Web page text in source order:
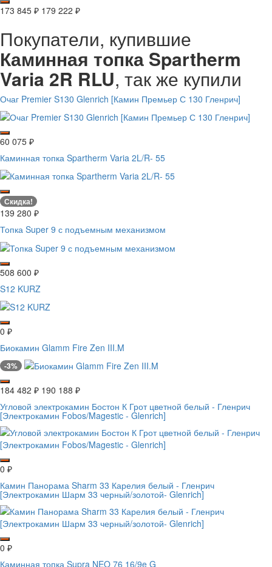
173 845 ₽ 179 222 ₽
Покупатели, купившие
Каминная топка Spartherm
Varia 2R RLU, так же купили
Очаг Premier S130 Glenrich [Камин Премьер С 130 Гленрич]
60 075 ₽
Каминная топка Spartherm Varia 2L/R- 55
Скидка!
139 280 ₽
Топка Super 9 с подъемным механизмом
508 600 ₽
S12 KURZ
0 ₽
Биокамин Glamm Fire Zen III.M
-3%
184 482 ₽ 190 188 ₽
Угловой электрокамин Бостон К Грот цветной белый - Гленрич
[Электрокамин Fobos/Magestic - Glenrich]
0 ₽
Камин Панорама Sharm 33 Карелия белый - Гленрич
[Электрокамин Шарм 33 черный/золотой- Glenrich]
0 ₽
Каминная топка Supra NEO 76 16/9e G